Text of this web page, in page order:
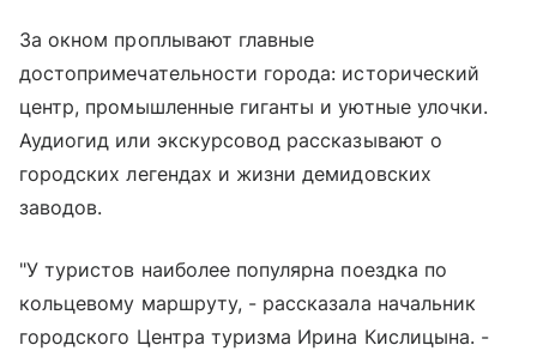
За окном проплывают главные
достопримечательности города: исторический
центр, промышленные гиганты и уютные улочки.
Аудиогид или экскурсовод рассказывают о
городских легендах и жизни демидовских
заводов.
"У туристов наиболее популярна поездка по
кольцевому маршруту, - рассказала начальник
городского Центра туризма Ирина Кислицына. -